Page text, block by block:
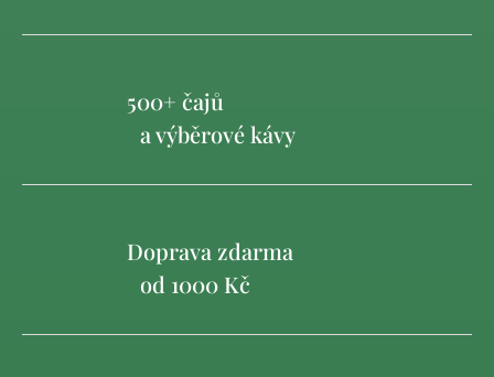
500+ čajů
a výběrové kávy
Doprava zdarma
od 1000 Kč